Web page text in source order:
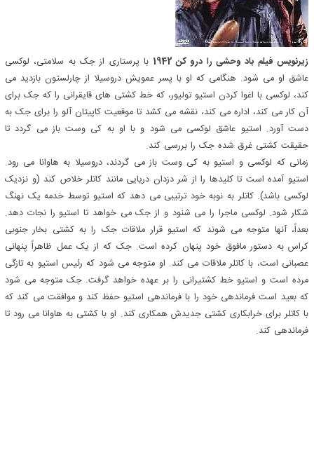
زیرنویس فیلم باد وحشی را درو کن 1942
با پرستاری از جک به سلامتی، لوکسی
عاشق او می شود. هنگامی که او با پسر عمویش دروسیلا از چارلستون بازدید می
کند، لوکسی با اغوا کردن استیو تولیور، که خط کشتی های قایقرانی را که جک برای
آن کار می کند، اداره می کند، نقشه می کشد تا موقعیت کاپیتان آلو را برای جک به
دست آورد. استیو عاشق لوکسی می شود و با او به کی وست باز می گردد تا
حقیقت کشتی غرق شده جک را بررسی کند.
زمانی که لوکسی و استیو به کی وست باز می گردند، دروسیلا به هاوانا می رود.
استیو آمده است تا کلیدها را از شر دزدان دریایی مانند کاتلر خلاص کند (و نزدیک
لوکسی باشد). کاتلر به نوبه خود ترتیبی می دهد که استیو توسط خدمه یک نهنگ
شکار شود. لوکسی ماجرا را می شنود و از جک می خواهد تا استیو را نجات دهد.
بعداً، آنها متوجه می شوند که استیو قرار ملاقات جک را به کشتی بخار جنوبی
کراس به دستور مافوق خود پنهان کرده است. جک که از یک عمل ظاهراً پنهانی
عصبانی است، با کاتلر ملاقات می کند. او متوجه می شود که رئیس استیو به تازگی
مرده است و استیو خط کشتیرانی را بر عهده خواهد گرفت. جک متوجه می شود
که بعید است فرماندهی خود را با فرماندهی استیو حفظ کند و موافقت می کند که
با کاتلر برای خرابکاری کشتی جدیدش همکاری کند. او با کشتی به هاوانا می رود تا
فرماندهی کند.